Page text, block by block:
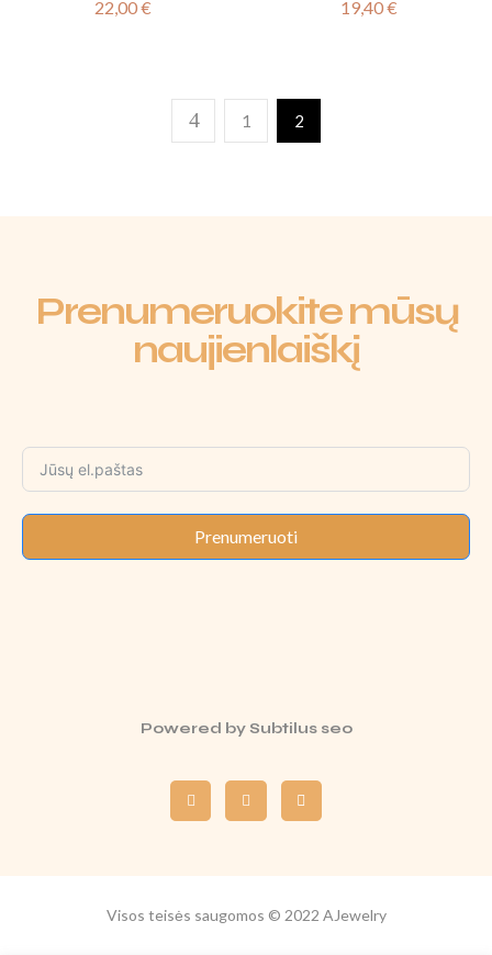
22,00€ 19,40€
1 2
Prenumeruokite mūsų
naujienlaiškį
Prenumeruoti
Powered bySubtilus seo
Visos teisės saugomos © 2022 AJewelry